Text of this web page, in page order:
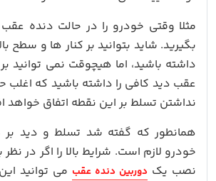
مثلا وقتی خودرو را در حالت دنده عقب
بگیرید. شاید بتوانید بر کنار ها و سطح
داشته باشید، اما هیچوقت نمی توانید
عقب دید کافی را داشته باشید که اغلب
نداشتن تسلط بر این نقطه اتفاق خواهد
همانطور که گفته شد تسلط و دید بر
خودرو لازم است. شرایط بالا را اگر در نظر
نصب یک دوربین دنده عقب می توانید